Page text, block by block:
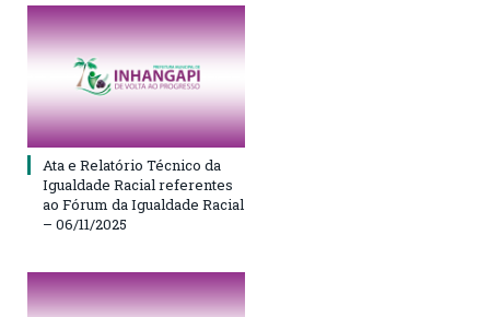
Ata e Relatório Técnico da
Igualdade Racial referentes
ao Fórum da Igualdade Racial
– 06/11/2025